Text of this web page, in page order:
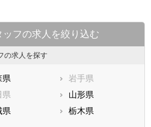
フの求人を絞り込む
の求人を探す
県
岩手県
県
山形県
県
栃木県